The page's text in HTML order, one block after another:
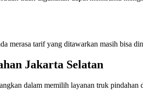
merasa tarif yang ditawarkan masih bisa
Jakarta Selatan
dalam memilih layanan truk pindahan